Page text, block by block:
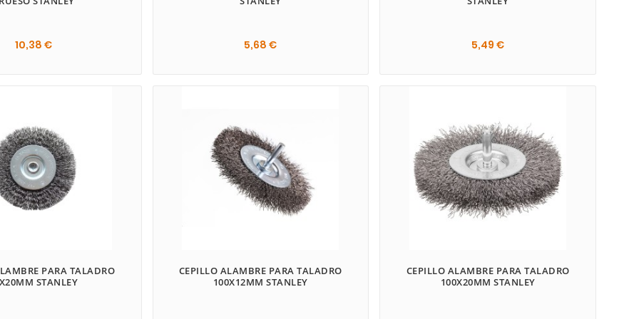
10,38 € 5,68 € 5,49 €
PARA TALADRO
STANLEY
CEPILLO ALAMBRE PARA TALADRO
100X12MM STANLEY
CEPILLO ALAMBRE PARA TALADRO
100X20MM STANLEY